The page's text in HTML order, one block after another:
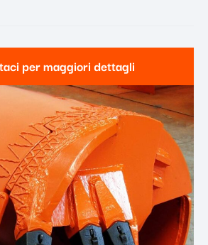
per maggiori dettagli